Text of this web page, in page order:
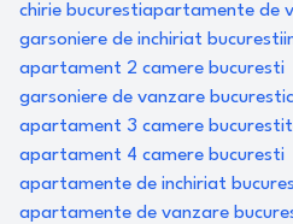
chirie bucurestiapartamente de
garsoniere de inchiriat bucuresti
apartament 2 camere bucuresti
garsoniere de vanzare bucuresti
apartament 3 camere bucuresti
apartament 4 camere bucuresti
apartamente de inchiriat
apartamente de vanzare